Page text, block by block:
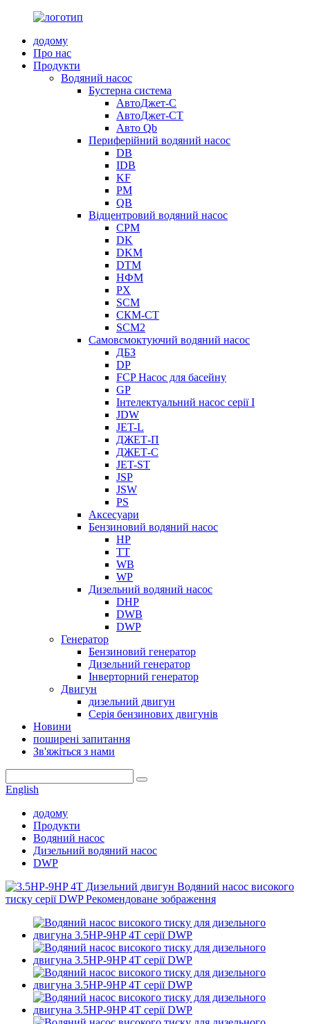
додому
Про нас
Продукти
Водяний насос
Бустерна система
АвтоДжет-С
АвтоДжет-СТ
Авто Qb
Периферійний водяний насос
DB
IDB
KF
PM
QB
Відцентровий водяний насос
CPM
DK
DKM
DTM
НФМ
PX
SCM
СКМ-СТ
SCM2
Самовсмоктуючий водяний насос
ДБЗ
DP
FCP Насос для басейну
GP
Інтелектуальний насос серії I
JDW
JET-L
ДЖЕТ-П
ДЖЕТ-С
JET-ST
JSP
JSW
PS
Аксесуари
Бензиновий водяний насос
HP
TT
WB
WP
Дизельний водяний насос
DHP
DWB
DWP
Генератор
Бензиновий генератор
Дизельний генератор
Інверторний генератор
Двигун
дизельний двигун
Серія бензинових двигунів
Новини
поширені запитання
Зв'яжіться з нами
English
додому
Продукти
Водяний насос
Дизельний водяний насос
DWP